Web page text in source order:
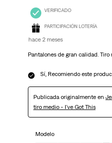
VERIFICADO
PARTICIPACIÓN LOTERÍA
hace 2 meses
Pantalones de gran calidad.
Sí, Recomiendo este
Publicada originalmente en
tiro medio - I've Got This
Modelo